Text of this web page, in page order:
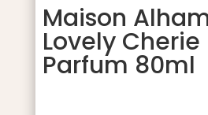
Maison
Lovely Cherie
Parfum 80ml